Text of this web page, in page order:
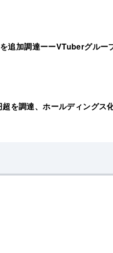
追加調達ーーVTuberグルー
を調達、ホールディングス